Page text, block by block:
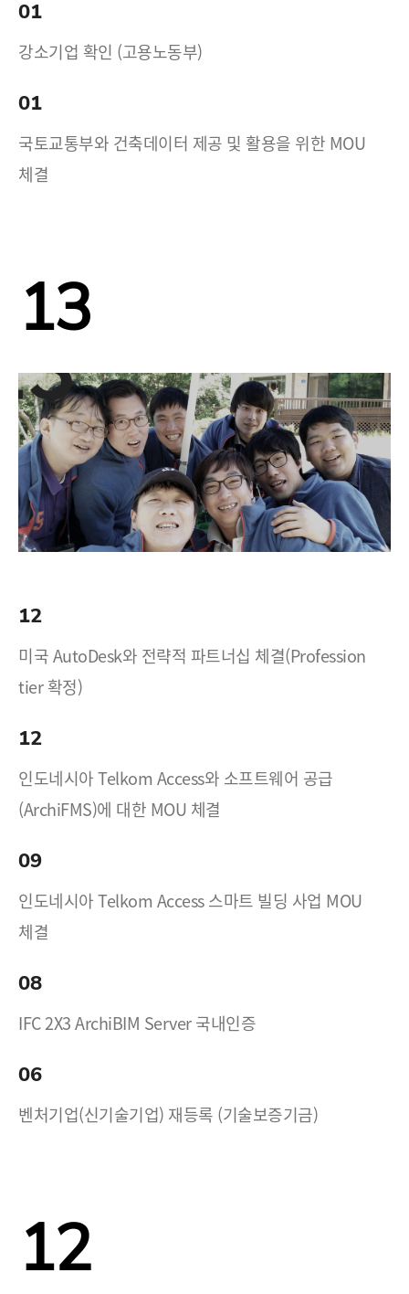
01
강소기업 확인 (고용노동부)
01
국토교통부와 건축데이터 제공 및 활용을 위한 MOU
체결
13
12
미국 AutoDesk와 전략적 파트너십 체결(Profession
tier 확정)
12
인도네시아 Telkom Access와 소프트웨어 공급
(ArchiFMS)에 대한 MOU 체결
09
인도네시아 Telkom Access 스마트 빌딩 사업 MOU
체결
08
IFC 2X3 ArchiBIM Server 국내인증
06
벤처기업(신기술기업) 재등록 (기술보증기금)
12